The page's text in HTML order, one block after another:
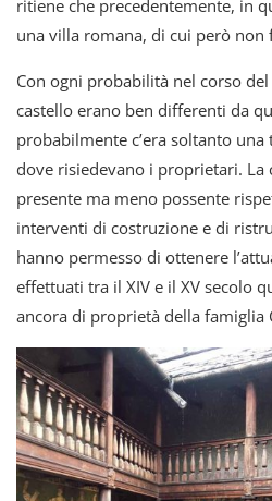
ritiene che precedentemente, in
una villa romana, di cui però
Con ogni probabilità nel corso
castello erano ben differenti da
probabilmente c’era soltanto
dove risiedevano i proprietari. La
presente ma meno possente
interventi di costruzione e di
hanno permesso di ottenere
effettuati tra il XIV e il XV secolo
ancora di proprietà della famiglia